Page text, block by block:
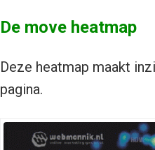
De move heatmap
Deze heatmap maakt
pagina.